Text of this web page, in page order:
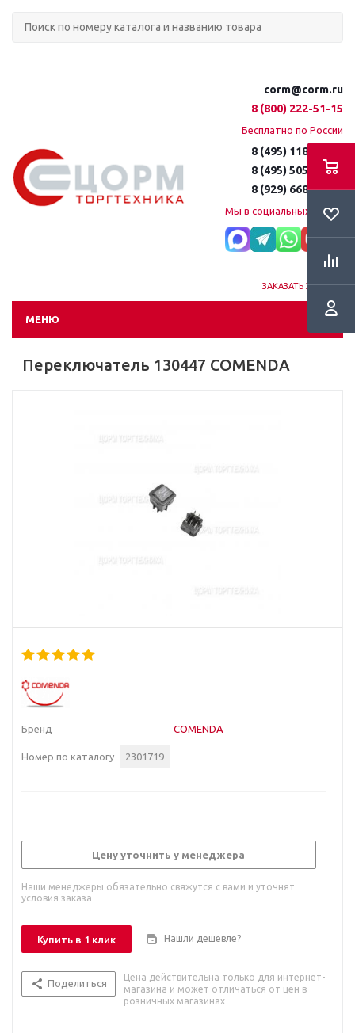
corm@corm.ru
8 (800) 222-51-15
Бесплатно по России
8 (495) 118-61-16
8 (495) 505-51-15
8 (929) 668-95-35
Мы в социальных сетях:
ЗАКАЗАТЬ ЗВОНОК
МЕНЮ
Переключатель 130447 COMENDA
Бренд COMENDA
Номер по каталогу 2301719
Цену уточнить у менеджера
Наши менеджеры обязательно свяжутся с вами и уточнят
условия заказа
Купить в 1 клик Нашли дешевле?
Поделиться
Цена действительна только для интернет-
магазина и может отличаться от цен в
розничных магазинах